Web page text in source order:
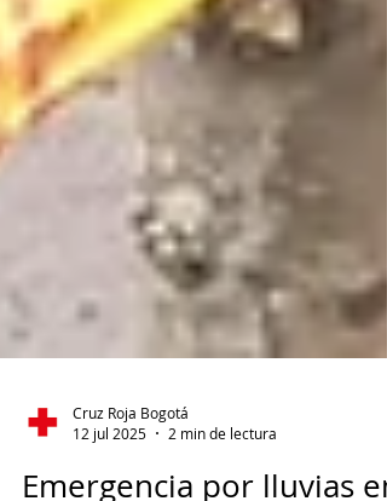
Cruz Roja Bogotá